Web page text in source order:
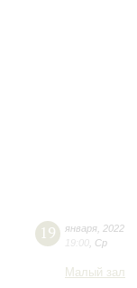
19 января 2022
19:00 Ср
Малый зал